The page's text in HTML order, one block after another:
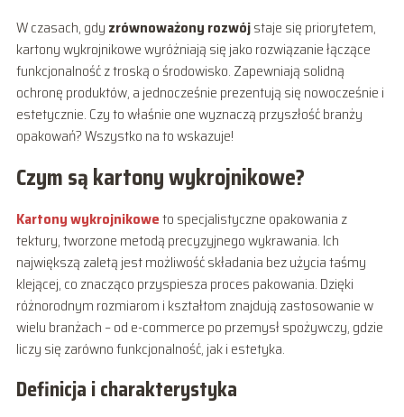
W czasach, gdy zrównoważony rozwójstaje się priorytetem,
kartony wykrojnikowe wyróżniają się jako rozwiązanie łączące
funkcjonalność z troską o środowisko. Zapewniają solidną
ochronę produktów, a jednocześnie prezentują się nowocześnie i
estetycznie. Czy to właśnie one wyznaczą przyszłość branży
opakowań? Wszystko na to wskazuje!
Czym są kartony wykrojnikowe?
Kartony wykrojnikoweto specjalistyczne opakowania z
tektury, tworzone metodą precyzyjnego wykrawania. Ich
największą zaletą jest możliwość składania bez użycia taśmy
klejącej, co znacząco przyspiesza proces pakowania. Dzięki
różnorodnym rozmiarom i kształtom znajdują zastosowanie w
wielu branżach – od e-commerce po przemysł spożywczy, gdzie
liczy się zarówno funkcjonalność, jak i estetyka.
Definicja i charakterystyka